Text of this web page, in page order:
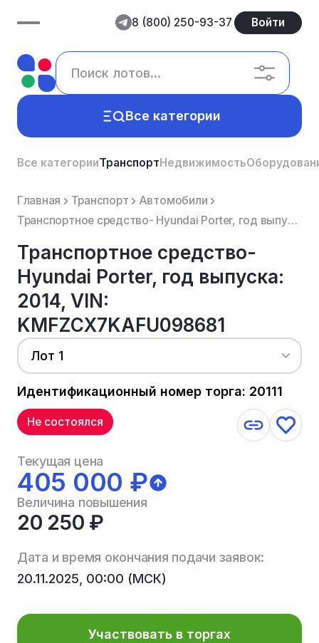
8 (800) 250-93-37 Войти
Все категории
Все категорииТранспортНедвижимость
Главная Транспорт
Автомобили
Транспортное средство- Hyundai Porter, год выпуска: 2014, VIN: KMFZCX7KAFU098681
Транспортное средство-
Hyundai Porter, год выпуска:
2014, VIN:
KMFZCX7KAFU098681
Лот 1
Идентификационный номер торга: 20111
Не состоялся
Текущая цена
405 000 ₽
Величина повышения
20 250 ₽
Дата и время окончания подачи заявок:
20.11.2025, 00:00 (МСК)
Участвовать в торгах